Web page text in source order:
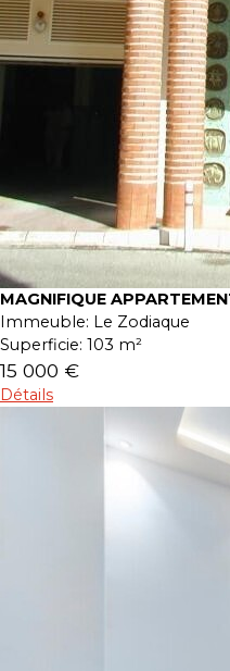
MAGNIFIQUE
Immeuble: Le Zodiaque
Superficie: 103 m²
15 000 €
Détails